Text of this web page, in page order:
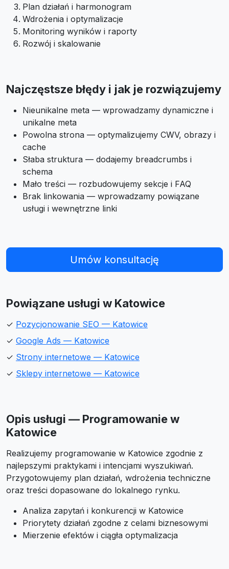
Plan działań i harmonogram
Wdrożenia i optymalizacje
Monitoring wyników i raporty
Rozwój i skalowanie
Najczęstsze błędy i jak je rozwiązujemy
Nieunikalne meta — wprowadzamy dynamiczne i
unikalne meta
Powolna strona — optymalizujemy CWV, obrazy i
cache
Słaba struktura — dodajemy breadcrumbs i
schema
Mało treści — rozbudowujemy sekcje i FAQ
Brak linkowania — wprowadzamy powiązane
usługi i wewnętrzne linki
Umów konsultację
Powiązane usługi w Katowice
✓ Pozycjonowanie SEO — Katowice
✓ Google Ads — Katowice
✓ Strony internetowe — Katowice
✓ Sklepy internetowe — Katowice
Opis usługi — Programowanie w
Katowice
Realizujemy programowanie w Katowice zgodnie z
najlepszymi praktykami i intencjami wyszukiwań.
Przygotowujemy plan działań, wdrożenia techniczne
oraz treści dopasowane do lokalnego rynku.
Analiza zapytań i konkurencji w Katowice
Priorytety działań zgodne z celami biznesowymi
Mierzenie efektów i ciągła optymalizacja